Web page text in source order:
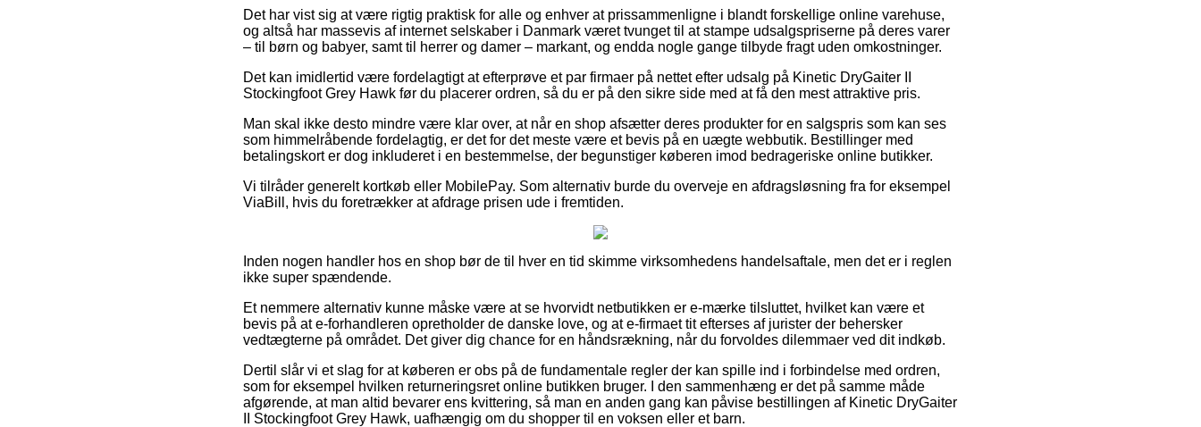
Det har vist sig at være rigtig praktisk for alle og enhver at prissammenligne i blandt forskellige online varehuse,
og altså har massevis af internet selskaber i Danmark været tvunget til at stampe udsalgspriserne på deres varer
– til børn og babyer, samt til herrer og damer – markant, og endda nogle gange tilbyde fragt uden omkostninger.
Det kan imidlertid være fordelagtigt at efterprøve et par firmaer på nettet efter udsalg på Kinetic DryGaiter II
Stockingfoot Grey Hawk før du placerer ordren, så du er på den sikre side med at få den mest attraktive pris.
Man skal ikke desto mindre være klar over, at når en shop afsætter deres produkter for en salgspris som kan ses
som himmelråbende fordelagtig, er det for det meste være et bevis på en uægte webbutik. Bestillinger med
betalingskort er dog inkluderet i en bestemmelse, der begunstiger køberen imod bedrageriske online butikker.
Vi tilråder generelt kortkøb eller MobilePay. Som alternativ burde du overveje en afdragsløsning fra for eksempel
ViaBill, hvis du foretrækker at afdrage prisen ude i fremtiden.
Inden nogen handler hos en shop bør de til hver en tid skimme virksomhedens handelsaftale, men det er i reglen
ikke super spændende.
Et nemmere alternativ kunne måske være at se hvorvidt netbutikken er e-mærke tilsluttet, hvilket kan være et
bevis på at e-forhandleren opretholder de danske love, og at e-firmaet tit efterses af jurister der behersker
vedtægterne på området. Det giver dig chance for en håndsrækning, når du forvoldes dilemmaer ved dit indkøb.
Dertil slår vi et slag for at køberen er obs på de fundamentale regler der kan spille ind i forbindelse med ordren,
som for eksempel hvilken returneringsret online butikken bruger. I den sammenhæng er det på samme måde
afgørende, at man altid bevarer ens kvittering, så man en anden gang kan påvise bestillingen af Kinetic DryGaiter
II Stockingfoot Grey Hawk, uafhængig om du shopper til en voksen eller et barn.